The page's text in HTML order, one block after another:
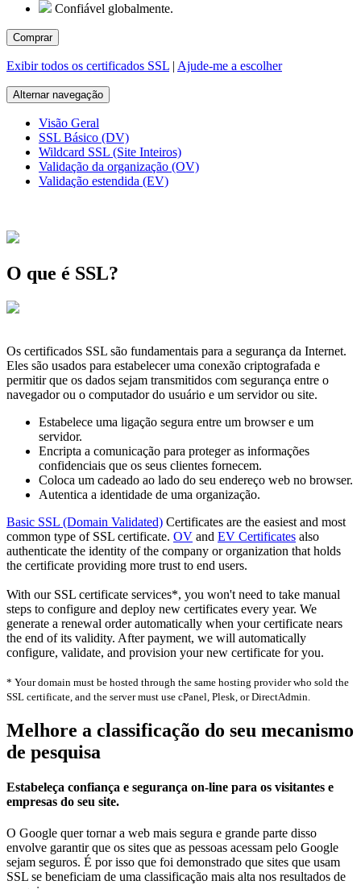
Confiável globalmente.
Comprar
Exibir todos os certificados SSL | Ajude-me a escolher
Alternar navegação
Visão Geral
SSL Básico (DV)
Wildcard SSL (Site Inteiros)
Validação da organização (OV)
Validação estendida (EV)
O que é SSL?
Os certificados SSL são fundamentais para a segurança da Internet.
Eles são usados para estabelecer uma conexão criptografada e
permitir que os dados sejam transmitidos com segurança entre o
navegador ou o computador do usuário e um servidor ou site.
Estabelece uma ligação segura entre um browser e um
servidor.
Encripta a comunicação para proteger as informações
confidenciais que os seus clientes fornecem.
Coloca um cadeado ao lado do seu endereço web no browser.
Autentica a identidade de uma organização.
Basic SSL (Domain Validated) Certificates are the easiest and most
common type of SSL certificate. OV and EV Certificates also
authenticate the identity of the company or organization that holds
the certificate providing more trust to end users.
With our SSL certificate services*, you won't need to take manual
steps to configure and deploy new certificates every year. We
generate a renewal order automatically when your certificate nears
the end of its validity. After payment, we will automatically
configure, validate, and provision your new certificate for you.
* Your domain must be hosted through the same hosting provider who sold the
SSL certificate, and the server must use cPanel, Plesk, or DirectAdmin.
Melhore a classificação do seu mecanismo
de pesquisa
Estabeleça confiança e segurança on-line para os visitantes e
empresas do seu site.
O Google quer tornar a web mais segura e grande parte disso
envolve garantir que os sites que as pessoas acessam pelo Google
sejam seguros. É por isso que foi demonstrado que sites que usam
SSL se beneficiam de uma classificação mais alta nos resultados de